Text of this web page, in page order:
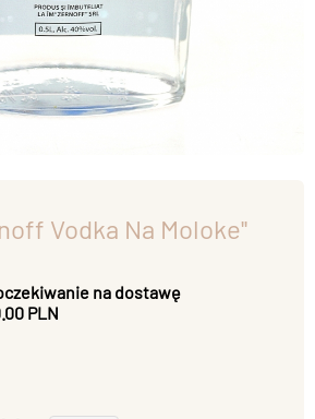
Vodka Na Moloke''
na dostawę
PLN